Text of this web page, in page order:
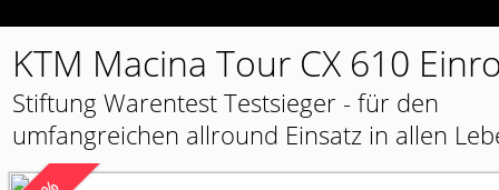
KTM Macina Tour CX 610
Stiftung Warentest Testsieger - für den
umfangreichen allround Einsatz in allen